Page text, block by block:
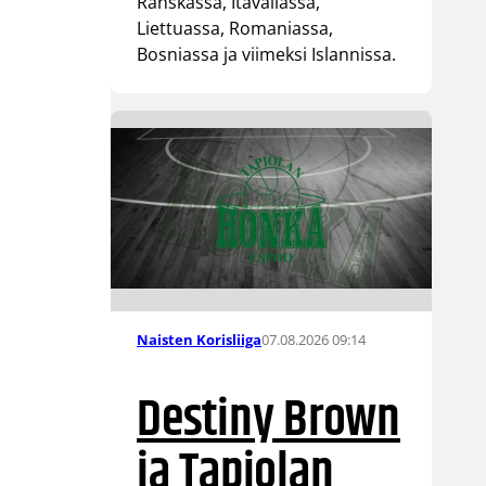
Liettuassa, Romaniassa,
Bosniassa ja viimeksi Islannissa.
Naisten Korisliiga07.08.2026 09:14
Destiny Brown